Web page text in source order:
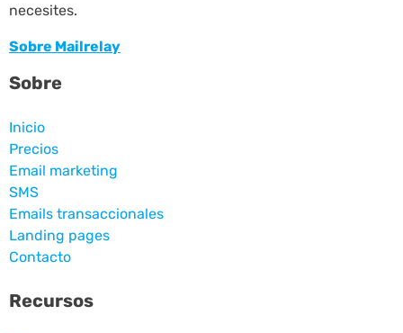
necesites.
Sobre Mailrelay
Sobre
Inicio
Precios
Email marketing
SMS
Emails transaccionales
Landing pages
Contacto
Recursos